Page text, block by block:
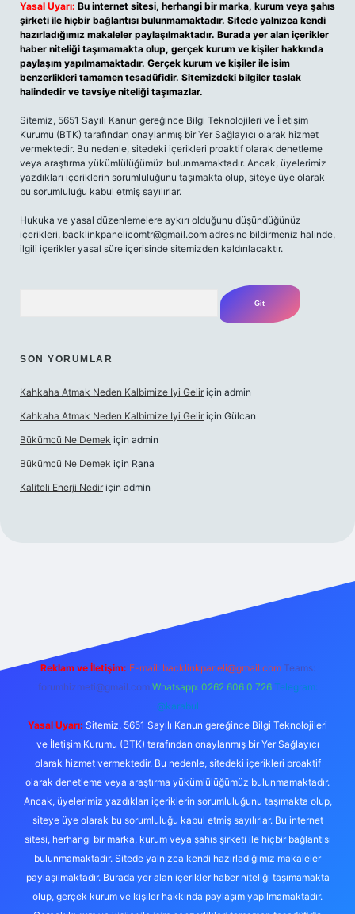
Yasal Uyarı: Bu internet sitesi, herhangi bir marka, kurum veya şahıs
şirketi ile hiçbir bağlantısı bulunmamaktadır. Sitede yalnızca kendi
hazırladığımız makaleler paylaşılmaktadır. Burada yer alan içerikler
haber niteliği taşımamakta olup, gerçek kurum ve kişiler hakkında
paylaşım yapılmamaktadır. Gerçek kurum ve kişiler ile isim
benzerlikleri tamamen tesadüfidir. Sitemizdeki bilgiler taslak
halindedir ve tavsiye niteliği taşımazlar.
Sitemiz, 5651 Sayılı Kanun gereğince Bilgi Teknolojileri ve İletişim
Kurumu (BTK) tarafından onaylanmış bir Yer Sağlayıcı olarak hizmet
vermektedir. Bu nedenle, sitedeki içerikleri proaktif olarak denetleme
veya araştırma yükümlülüğümüz bulunmamaktadır. Ancak, üyelerimiz
yazdıkları içeriklerin sorumluluğunu taşımakta olup, siteye üye olarak
bu sorumluluğu kabul etmiş sayılırlar.
Hukuka ve yasal düzenlemelere aykırı olduğunu düşündüğünüz
içerikleri, backlinkpanelicomtr@gmail.com adresine bildirmeniz halinde,
ilgili içerikler yasal süre içerisinde sitemizden kaldırılacaktır.
SON YORUMLAR
Kahkaha Atmak Neden Kalbimize Iyi Gelir için admin
Kahkaha Atmak Neden Kalbimize Iyi Gelir için Gülcan
Bükümcü Ne Demek için admin
Bükümcü Ne Demek için Rana
Kaliteli Enerji Nedir için admin
Reklam ve İletişim: E-mail: backlinkpaneli@gmail.com Teams:
forumhizmeti@gmail.com Whatsapp: 0262 606 0 726 Telegram:
@karabul
Yasal Uyarı: Sitemiz, 5651 Sayılı Kanun gereğince Bilgi Teknolojileri
ve İletişim Kurumu (BTK) tarafından onaylanmış bir Yer Sağlayıcı
olarak hizmet vermektedir. Bu nedenle, sitedeki içerikleri proaktif
olarak denetleme veya araştırma yükümlülüğümüz bulunmamaktadır.
Ancak, üyelerimiz yazdıkları içeriklerin sorumluluğunu taşımakta olup,
siteye üye olarak bu sorumluluğu kabul etmiş sayılırlar. Bu internet
sitesi, herhangi bir marka, kurum veya şahıs şirketi ile hiçbir bağlantısı
bulunmamaktadır. Sitede yalnızca kendi hazırladığımız makaleler
paylaşılmaktadır. Burada yer alan içerikler haber niteliği taşımamakta
olup, gerçek kurum ve kişiler hakkında paylaşım yapılmamaktadır.